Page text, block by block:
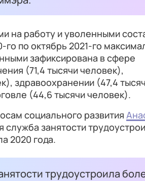
на работу и уволенными
по октябрь 2021-го
зафиксирована в сфере
(71,4 тысячи человек),
здравоохранении (47,4
(44,6 тысячи человек).
социального развития
служба занятости
2020 года.
трудоустроила